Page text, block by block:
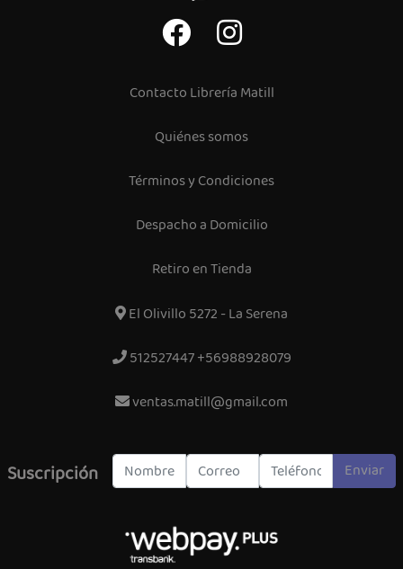
Contacto Librería Matill
Quiénes somos
Términos y Condiciones
Despacho a Domicilio
Retiro en Tienda
El Olivillo 5272 - La Serena
512527447 +56988928079
ventas.matill@gmail.com
Suscripción Enviar